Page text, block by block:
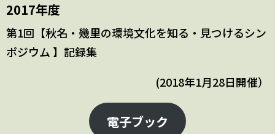
2017年度
第1回【秋名・幾里の環境文化を知る・見つけるシン
ポジウム 】記録集
(2018年1月28日開催）
電子ブック